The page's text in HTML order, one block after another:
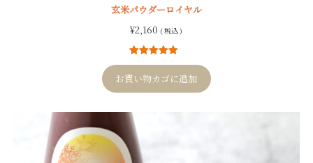
玄米パウダーロイヤル
¥2,160 ( 税込 )
4
件の利用者
評価に基づ
く5段階評価
のうち、
お買い物カゴに追加